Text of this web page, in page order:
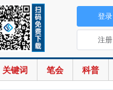
关键词 笔会 科普
登录
注册